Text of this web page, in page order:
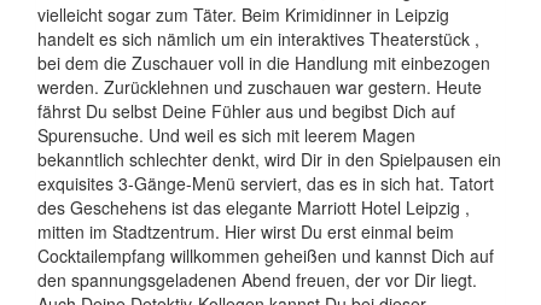
vielleicht sogar zum Täter. Beim Krimidinner in Leipzig
handelt es sich nämlich um ein interaktives Theaterstück ,
bei dem die Zuschauer voll in die Handlung mit einbezogen
werden. Zurücklehnen und zuschauen war gestern. Heute
fährst Du selbst Deine Fühler aus und begibst Dich auf
Spurensuche. Und weil es sich mit leerem Magen
bekanntlich schlechter denkt, wird Dir in den Spielpausen ein
exquisites 3-Gänge-Menü serviert, das es in sich hat. Tatort
des Geschehens ist das elegante Marriott Hotel Leipzig ,
mitten im Stadtzentrum. Hier wirst Du erst einmal beim
Cocktailempfang willkommen geheißen und kannst Dich auf
den spannungsgeladenen Abend freuen, der vor Dir liegt.